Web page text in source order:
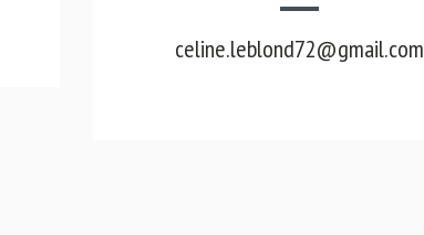
celine.leblond72@gmail.com